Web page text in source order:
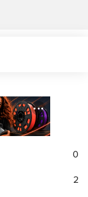
0
2